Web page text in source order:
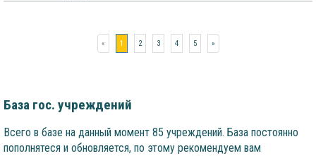
« 1 2 3 4 5 »
База гос. учреждений
Всего в базе на данный момент 85 учреждений. База постоянно
пополнятеся и обновляется, по этому рекомендуем вам